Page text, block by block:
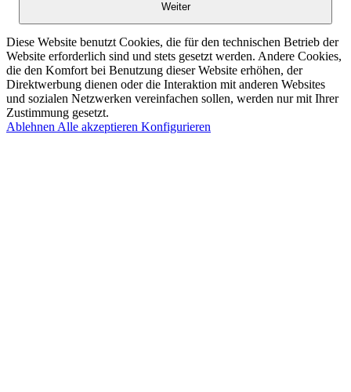
Weiter
Diese Website benutzt Cookies, die für den technischen Betrieb der
Website erforderlich sind und stets gesetzt werden. Andere Cookies,
die den Komfort bei Benutzung dieser Website erhöhen, der
Direktwerbung dienen oder die Interaktion mit anderen Websites
und sozialen Netzwerken vereinfachen sollen, werden nur mit Ihrer
Zustimmung gesetzt.
Ablehnen Alle akzeptieren Konfigurieren